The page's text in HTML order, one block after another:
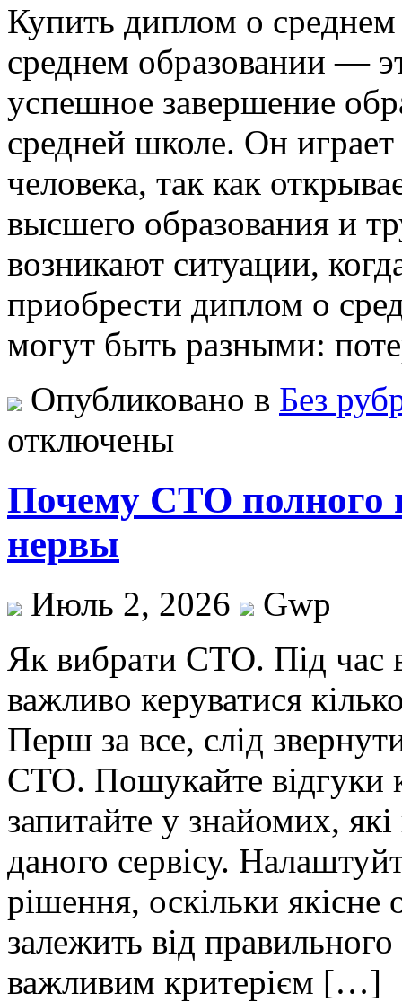
Купить диплoм o
среднем образовании —
успешное завершение
средней школе. Он
человека, так как
высшего образования и
возникают ситуации,
приобрести диплом о
могут быть разными:
Опубликовано в Без
отключены
Почему СТО полного
нервы
Июль 2, 2026
Gwp
Як вибрaти СТO. Під чaс
важливо керуватися
Перш за все, слід
СТО. Пошукайте відгуки
запитайте у знайомих,
даного сервісу.
рішення, оскільки якісне
залежить від
важливим критерієм […]